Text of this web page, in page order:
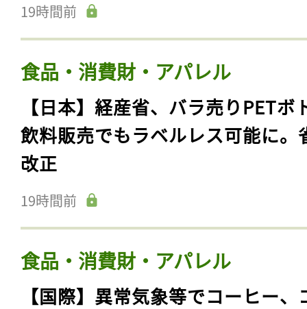
19時間前
食品・消費財・アパレル
【日本】経産省、バラ売りPETボ
飲料販売でもラベルレス可能に。
改正
19時間前
食品・消費財・アパレル
【国際】異常気象等でコーヒー、